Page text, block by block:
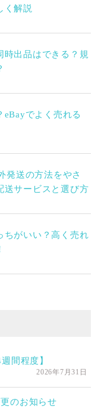
く解説
時出品はできる？規
eBayでよく売れる
発送の方法をやさ
送サービスと選び方
ちがいい？高く売れ
間程度】
2026年7月31日
のお知らせ